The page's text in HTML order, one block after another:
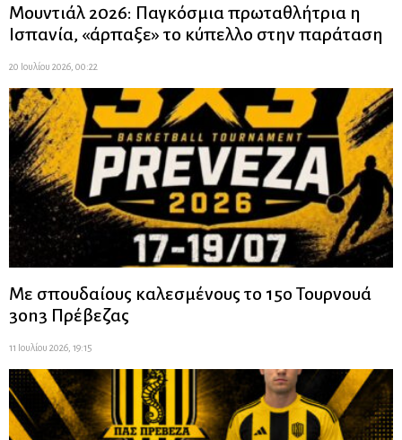
Μουντιάλ 2026: Παγκόσμια πρωταθλήτρια η
Ισπανία, «άρπαξε» το κύπελλο στην παράταση
20 Ιουλίου 2026, 00:22
Με σπουδαίους καλεσμένους το 15ο Τουρνουά
3on3 Πρέβεζας
11 Ιουλίου 2026, 19:15